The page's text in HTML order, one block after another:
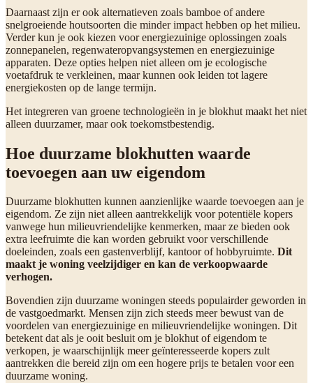
Daarnaast zijn er ook alternatieven zoals bamboe of andere
snelgroeiende houtsoorten die minder impact hebben op het milieu.
Verder kun je ook kiezen voor energiezuinige oplossingen zoals
zonnepanelen, regenwateropvangsystemen en energiezuinige
apparaten. Deze opties helpen niet alleen om je ecologische
voetafdruk te verkleinen, maar kunnen ook leiden tot lagere
energiekosten op de lange termijn.
Het integreren van groene technologieën in je blokhut maakt het niet
alleen duurzamer, maar ook toekomstbestendig.
Hoe duurzame blokhutten waarde
toevoegen aan uw eigendom
Duurzame blokhutten kunnen aanzienlijke waarde toevoegen aan je
eigendom. Ze zijn niet alleen aantrekkelijk voor potentiële kopers
vanwege hun milieuvriendelijke kenmerken, maar ze bieden ook
extra leefruimte die kan worden gebruikt voor verschillende
doeleinden, zoals een gastenverblijf, kantoor of hobbyruimte. Dit
maakt je woning veelzijdiger en kan de verkoopwaarde
verhogen.
Bovendien zijn duurzame woningen steeds populairder geworden in
de vastgoedmarkt. Mensen zijn zich steeds meer bewust van de
voordelen van energiezuinige en milieuvriendelijke woningen. Dit
betekent dat als je ooit besluit om je blokhut of eigendom te
verkopen, je waarschijnlijk meer geïnteresseerde kopers zult
aantrekken die bereid zijn om een hogere prijs te betalen voor een
duurzame woning.